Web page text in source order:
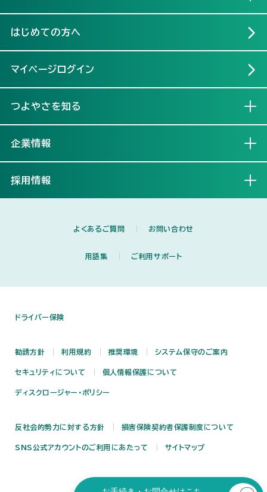
はじめての方へ
マイページログイン
つよやさを知る
企業情報
採用情報
よくあるご質問 お問い合わせ
用語集 ご利用サポート
ドライバー保険
勧誘方針 利用規約 推奨環境 システム保守のご案内
セキュリティについて 個人情報保護について
ディスクロージャー・ポリシー
反社会的勢力に対する方針 損害保険契約者保護制度について
SNS公式アカウントのご利用にあたって サイトマップ